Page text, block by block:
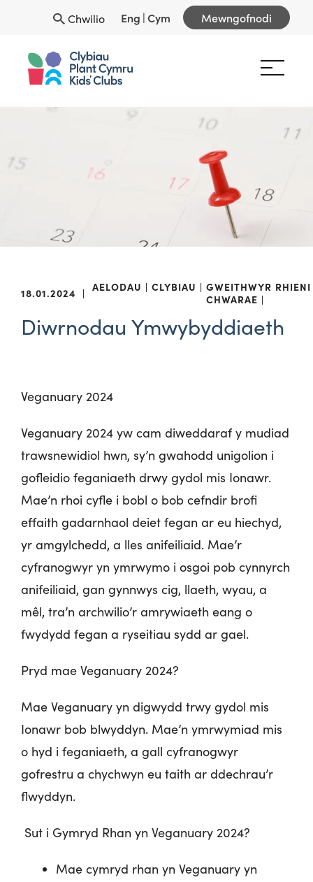
Chwilio Eng |Cym Mewngofnodi
18.01.2024 | AELODAU CLYBIAU
GWEITHWYR
CHWARAE
RHIENI
Diwrnodau Ymwybyddiaeth
Veganuary 2024
Veganuary 2024 yw cam diweddaraf y mudiad
trawsnewidiol hwn, sy’n gwahodd unigolion i
gofleidio feganiaeth drwy gydol mis Ionawr.
Mae’n rhoi cyfle i bobl o bob cefndir brofi
effaith gadarnhaol deiet fegan ar eu hiechyd,
yr amgylchedd, a lles anifeiliaid. Mae’r
cyfranogwyr yn ymrwymo i osgoi pob cynnyrch
anifeiliaid, gan gynnwys cig, llaeth, wyau, a
mêl, tra’n archwilio’r amrywiaeth eang o
fwydydd fegan a ryseitiau sydd ar gael.
Pryd mae Veganuary 2024?
Mae Veganuary yn digwydd trwy gydol mis
Ionawr bob blwyddyn. Mae’n ymrwymiad mis
o hyd i feganiaeth, a gall cyfranogwyr
gofrestru a chychwyn eu taith ar ddechrau’r
flwyddyn.
Sut i Gymryd Rhan yn Veganuary 2024?
Mae cymryd rhan yn Veganuary yn